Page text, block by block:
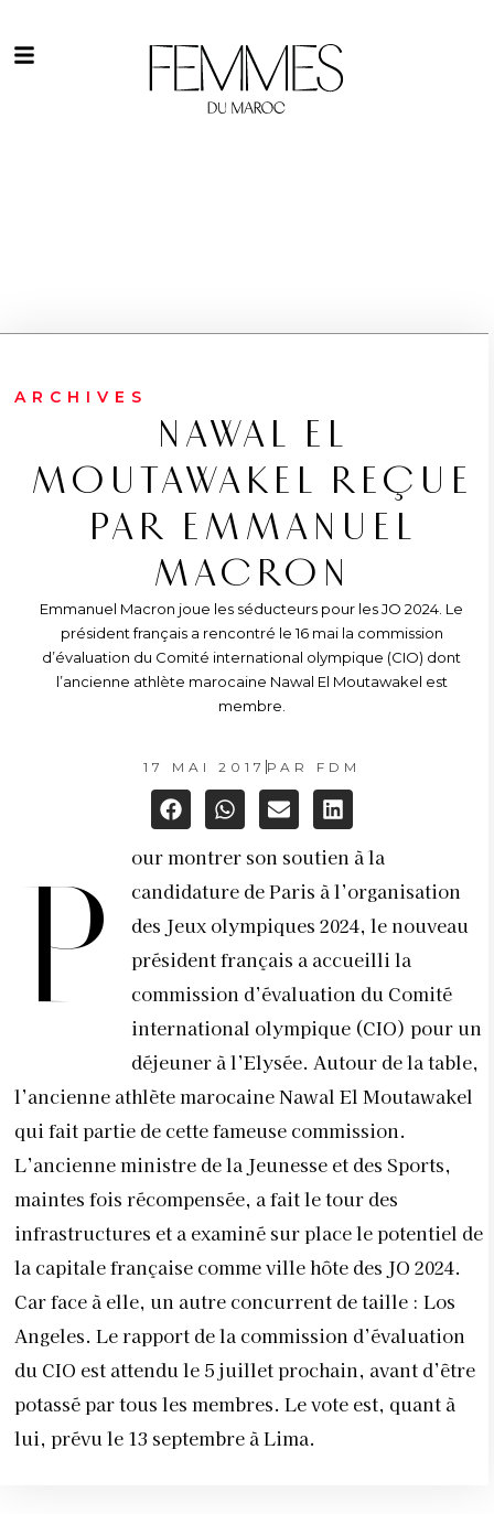
ARCHIVES
NAWAL EL
MOUTAWAKEL REÇUE
PAR EMMANUEL
MACRON
Emmanuel Macron joue les séducteurs pour les JO 2024. Le
président français a rencontré le 16 mai la commission
d’évaluation du Comité international olympique (CIO) dont
l’ancienne athlète marocaine Nawal El Moutawakel est
membre.
17 MAI 2017 PAR FDM
P
our montrer son soutien à la
candidature de Paris à l’organisation
des Jeux olympiques 2024, le nouveau
président français a accueilli la
commission d’évaluation du Comité
international olympique (CIO) pour un
déjeuner à l’Elysée. Autour de la table,
l’ancienne athlète marocaine Nawal El Moutawakel
qui fait partie de cette fameuse commission.
L’ancienne ministre de la Jeunesse et des Sports,
maintes fois récompensée, a fait le tour des
infrastructures et a examiné sur place le potentiel de
la capitale française comme ville hôte des JO 2024.
Car face à elle, un autre concurrent de taille : Los
Angeles. Le rapport de la commission d’évaluation
du CIO est attendu le 5 juillet prochain, avant d’être
potassé par tous les membres. Le vote est, quant à
lui, prévu le 13 septembre à Lima.